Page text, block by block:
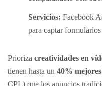
Servicios: Facebook
para captar
Prioriza creatividades en
tienen hasta un 40%
CPL) que los anuncios